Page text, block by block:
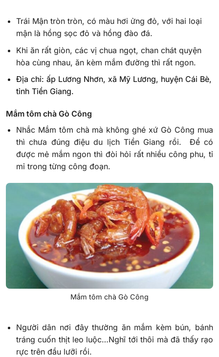
Trái Mận tròn tròn, có màu hơi ửng đỏ, với hai loại
mận là hồng sọc đỏ và hồng đào đá.
Khi ăn rất giòn, các vị chua ngọt, chan chát quyện
hòa cùng nhau, ăn kèm mắm đường thì rất ngon.
Địa chỉ: ấp Lương Nhơn, xã Mỹ Lương, huyện Cái Bè,
tỉnh Tiền Giang.
Mắm tôm chà Gò Công
Nhắc Mắm tôm chà mà không ghé xứ Gò Công mua
thì chưa đúng điệu du lịch Tiền Giang rồi. Để có
được mẻ mắm ngon thì đòi hỏi rất nhiều công phu, tỉ
mỉ trong từng công đoạn.
Mắm tôm chà Gò Công
Người dân nơi đây thường ăn mắm kèm bún, bánh
tráng cuốn thịt leo luộc…Nghĩ tới thôi mà đã thấy rạo
rực trên đầu lưỡi rồi.